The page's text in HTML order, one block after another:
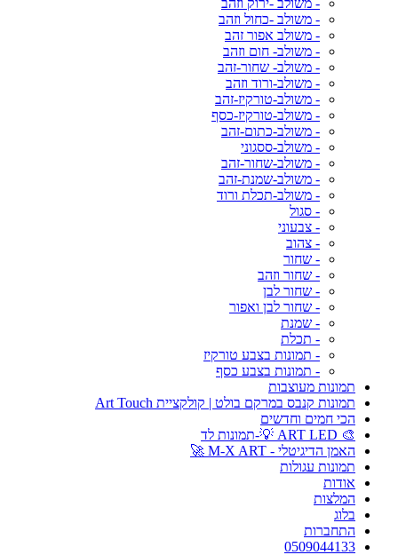
- משולב -ירוק וזהב
- משולב -כחול וזהב
- משולב אפור זהב
- משולב- חום וזהב
- משולב- שחור-זהב
- משולב-ורוד וזהב
- משולב-טורקיז-זהב
- משולב-טורקיז-כסף
- משולב-כתום-זהב
- משולב-ססגוני
- משולב-שחור-זהב
- משולב-שמנת-זהב
- משולב-תכלת ורוד
- סגול
- צבעוני
- צהוב
- שחור
- שחור וזהב
- שחור לבן
- שחור לבן ואפור
- שמנת
- תכלת
- תמונות בצבע טורקיז
- תמונות בצבע כסף
תמונות מעוצבות
תמונות קנבס במרקם בולט | קולקציית Art Touch
הכי חמים וחדשים
🎨 ART LED 💡-תמונות לד
האמן הדיגיטלי - M-X ART 🚀
תמונות עגולות
אודות
המלצות
בלוג
התחברות
0509044133